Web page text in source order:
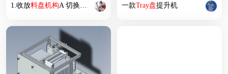
1.收放料盘机构A 切换 仅需1s 一款Tray盘提升机